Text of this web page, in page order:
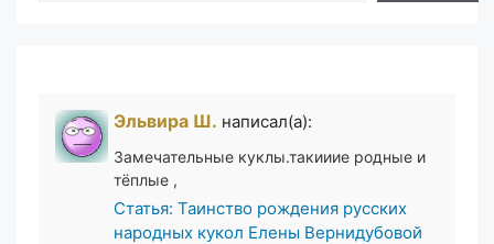
Эльвира Ш. написал(а):
Замечательные куклы.такииие родные и
тёплые ,
Статья: Таинство рождения русских
народных кукол Елены Вернидубовой